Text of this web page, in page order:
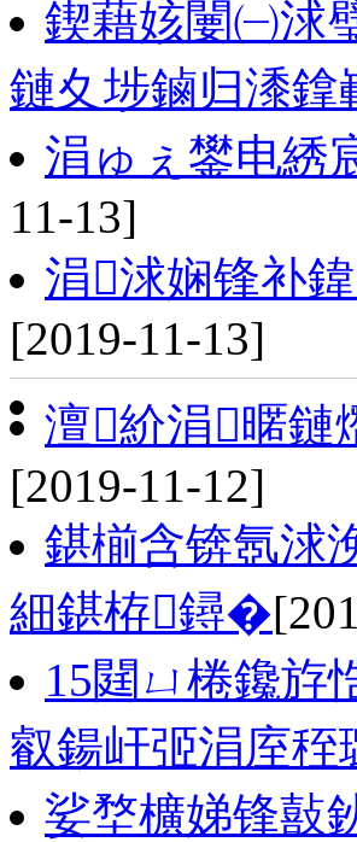
鍥藉姟闄㈠浗
鏈夊埗鏀归潻
涓ゅぇ鐢电綉
11-13]
涓浗娴锋补
[2019-11-13]
澶紒涓暱鏈
[2019-11-12]
鍖椾含锛氬浗
細鍖栫鐞�
15閮ㄩ棬鑱斿
叡鍚屽弬涓庢
娑堥櫎娣锋敼